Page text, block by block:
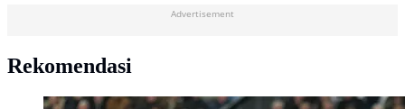
Advertisement
Rekomendasi